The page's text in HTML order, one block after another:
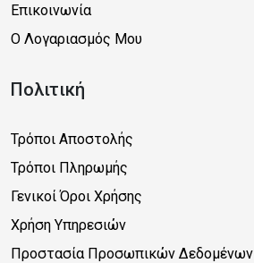
Επικοινωνία
Ο Λογαριασμός Μου
Πολιτική
Τρόποι Αποστολής
Τρόποι Πληρωμής
Γενικοί Όροι Χρήσης
Χρήση Υπηρεσιών
Προστασία Προσωπικών Δεδομένων